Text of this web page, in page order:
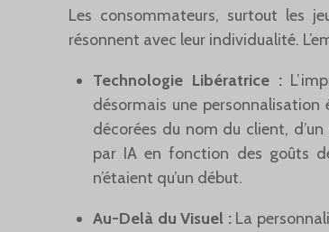
Les consommateurs, surtout les
résonnent avec leur individualité.
Technologie Libératrice :
désormais une
décorées du nom du client,
par IA en fonction des goûts
n’étaient qu’un début.
Au-Delà du Visuel : La